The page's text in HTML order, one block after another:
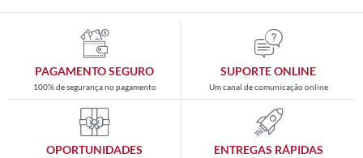
PAGAMENTO SEGURO
100% de segurança no pagamento
SUPORTE ONLINE
Um canal de comunicação online
OPORTUNIDADES ENTREGAS RÁPIDAS